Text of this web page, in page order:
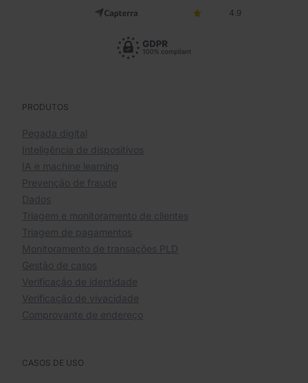
4.9
PRODUTOS
Pegada digital
Inteligência de dispositivos
IA e machine learning
Prevenção de fraude
Dados
Triagem e monitoramento de clientes
Triagem de pagamentos
Monitoramento de transações PLD
Gestão de casos
Verificação de identidade
Verificação de vivacidade
Comprovante de endereço
CASOS DE USO